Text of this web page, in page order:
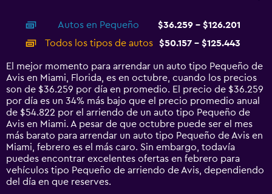
displaying
categories.
Range:
14
categories.
The
chart
has
1
Y
axis
displaying
values.
Range:
0
Autos en Pequeño
$36.259 - $126.201
Todos los tipos de autos
$50.157 - $125.443
El mejor momento para arrendar un auto tipo Pequeño de
Avis en Miami, Florida, es en octubre, cuando los precios
son de $36.259 por día en promedio. El precio de $36.259
por día es un 34% más bajo que el precio promedio anual
de $54.822 por el arriendo de un auto tipo Pequeño de
Avis en Miami. A pesar de que octubre puede ser el mes
más barato para arrendar un auto tipo Pequeño de Avis en
Miami, febrero es el más caro. Sin embargo, todavía
puedes encontrar excelentes ofertas en febrero para
vehículos tipo Pequeño de arriendo de Avis, dependiendo
del día en que reserves.